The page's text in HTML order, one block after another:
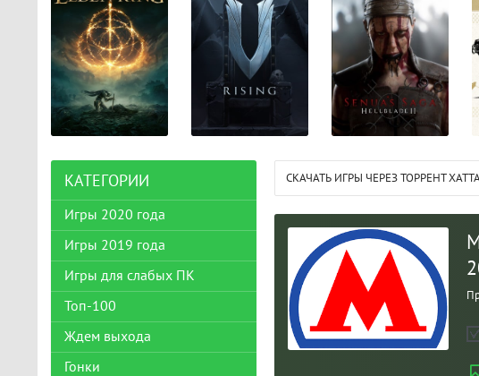
СКАЧАТЬ ИГРЫ ЧЕРЕЗ ТОРРЕНТ
КАТЕГОРИИ
Игры 2020 года
Игры 2019 года
Игры для слабых ПК
Топ-100
Ждем выхода
Гонки